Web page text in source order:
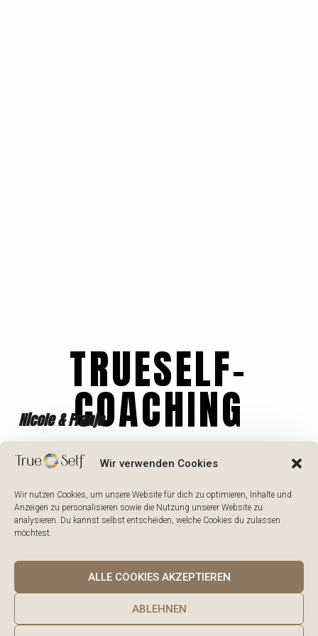
Wir verwenden Cookies
Wir nutzen Cookies, um unsere Website für dich zu optimieren, Inhalte und
Anzeigen zu personalisieren sowie die Nutzung unserer Website zu
analysieren. Du kannst selbst entscheiden, welche Cookies du zulassen
möchtest.
ALLE COOKIES AKZEPTIEREN
ABLEHNEN
TRUESELF-
COACHING
Nicole & Franjo
NICOLE CYRAN
FRANJO CYRAN
TRUE